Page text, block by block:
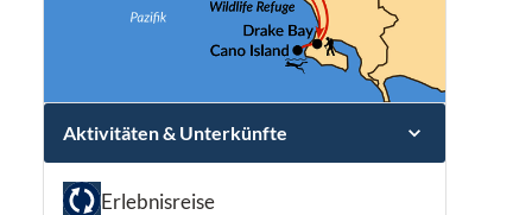
Aktivitäten & Unterkünfte
Erlebnisreise